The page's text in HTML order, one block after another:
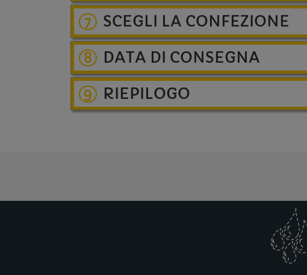
7 SCEGLI LA CONFEZIONE
8 DATA DI CONSEGNA
9 RIEPILOGO